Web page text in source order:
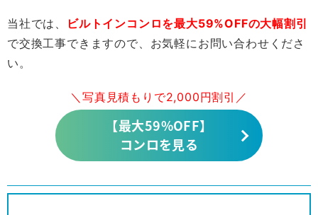
当社では、
ビルトインコンロを最大59%OFFの大幅割引
で交換工事できますので、お気軽にお問い合わせくださ
い。
＼写真見積もりで2,000円割引／
【最大59%OFF】
コンロを見る